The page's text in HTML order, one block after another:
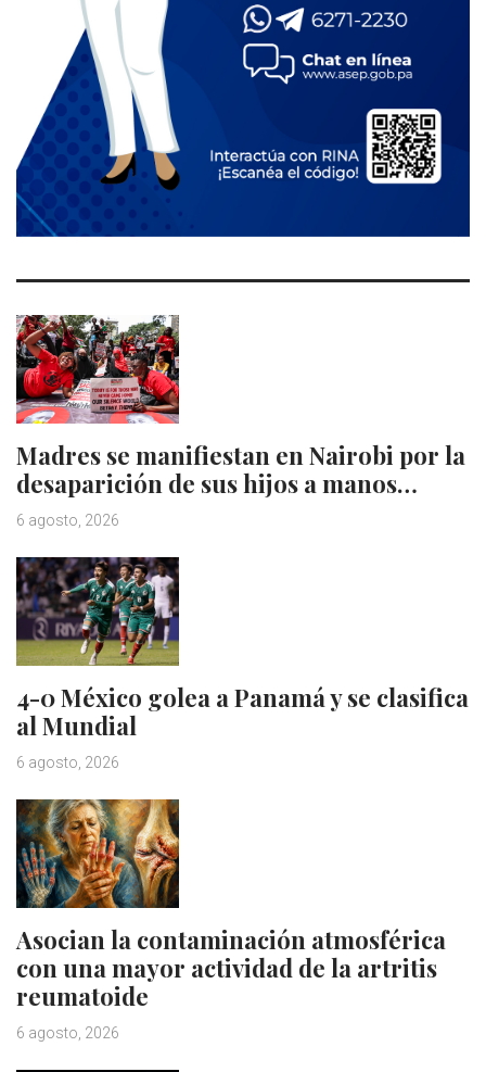
Madres se manifiestan en Nairobi por la
desaparición de sus hijos a manos…
6 agosto, 2026
4-0 México golea a Panamá y se clasifica
al Mundial
6 agosto, 2026
Asocian la contaminación atmosférica
con una mayor actividad de la artritis
reumatoide
6 agosto, 2026